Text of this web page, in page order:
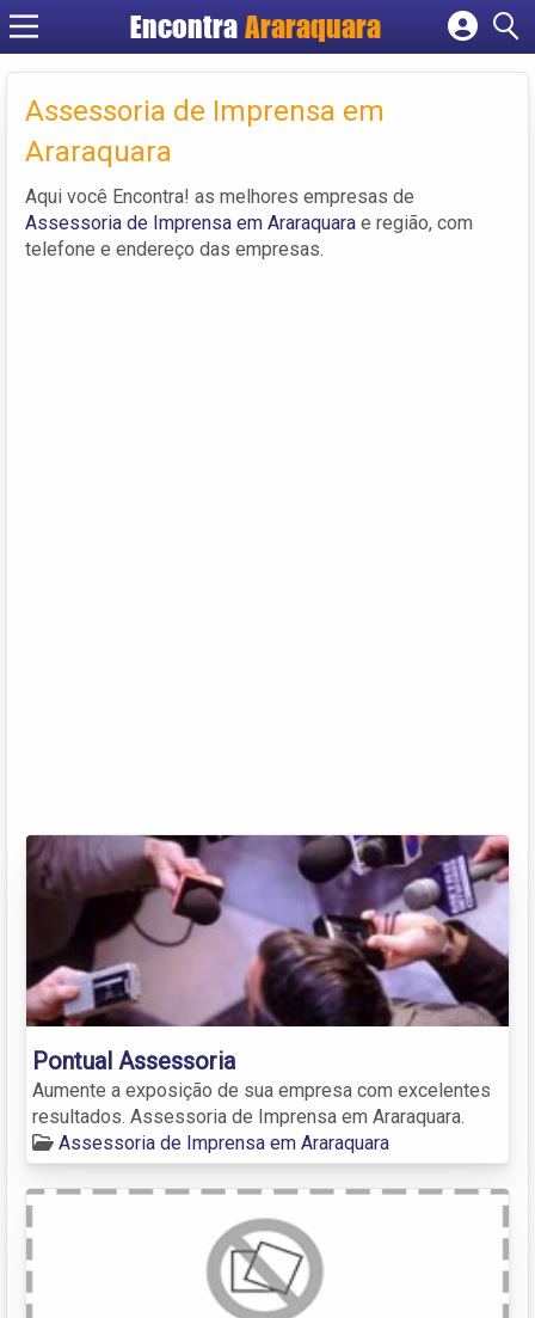
EncontraAraraquara
Cadastrar empresa
Criar conta
Assessoria de Imprensa em
Araraquara
Aqui você Encontra! as melhores empresas de
Assessoria de Imprensa em Araraquara e região, com
telefone e endereço das empresas.
Pontual Assessoria
Aumente a exposição de sua empresa com excelentes
resultados. Assessoria de Imprensa em Araraquara.
Assessoria de Imprensa em Araraquara